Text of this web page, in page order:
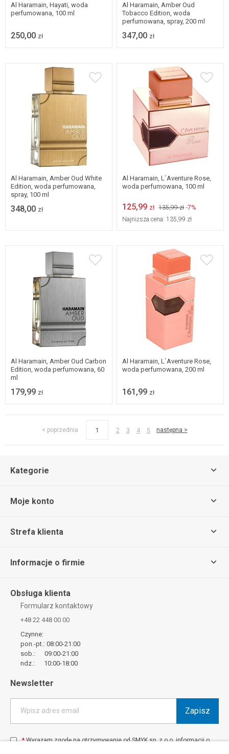
Al Haramain, Hayati, woda
perfumowana, 100 ml
250,00 zł
Al Haramain, Amber Oud
Tobacco Edition, woda
perfumowana, spray, 200 ml
347,00 zł
Al Haramain, Amber Oud White
Edition, woda perfumowana,
spray, 100 ml
348,00 zł
Al Haramain, L`Aventure Rose,
woda perfumowana, 100 ml
125,99 zł 135,99 zł -7%
Najniższa cena: 135,99 zł
Al Haramain, Amber Oud Carbon
Edition, woda perfumowana, 60
ml
179,99 zł
Al Haramain, L`Aventure Rose,
woda perfumowana, 200 ml
161,99 zł
< poprzednia 1 2 3 4 5 następna >
Kategorie
Moje konto
Strefa klienta
Informacje o firmie
Obsługa klienta
Formularz kontaktowy
+48 22 448 00 00
Czynne:
pon.-pt.: 08:00-21:00
sob.: 09:00-21:00
ndz.: 10:00-18:00
Newsletter
Wpisz adres email Zapisz
*Wyrażam zgodę na otrzymywanie od SMYK sp. z o.o. informacji o